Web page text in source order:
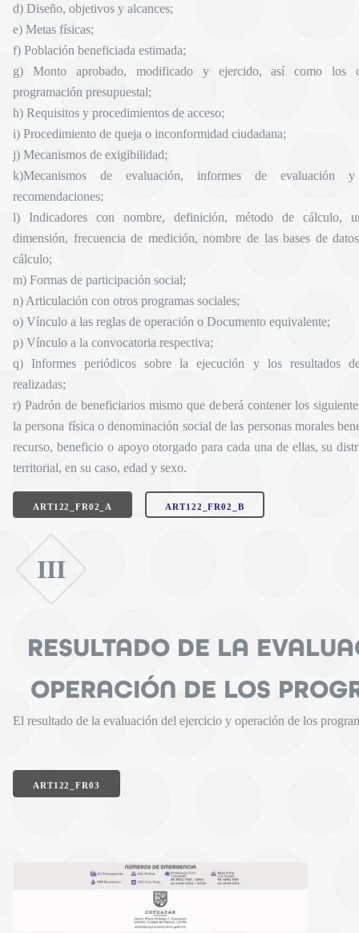
d) Diseño, objetivos y alcances;
e) Metas físicas;
f) Población beneficiada estimada;
g) Monto aprobado, modificado y ejercido, así como los
programación presupuestal;
h) Requisitos y procedimientos de acceso;
i) Procedimiento de queja o inconformidad ciudadana;
j) Mecanismos de exigibilidad;
k)Mecanismos de evaluación, informes de evaluación
recomendaciones;
l) Indicadores con nombre, definición, método de cálculo,
dimensión, frecuencia de medición, nombre de las bases de
cálculo;
m) Formas de participación social;
n) Articulación con otros programas sociales;
o) Vínculo a las reglas de operación o Documento equivalente;
p) Vínculo a la convocatoria respectiva;
q) Informes periódicos sobre la ejecución y los resultados
realizadas;
r) Padrón de beneficiarios mismo que deberá contener los
la persona física o denominación social de las personas morales
recurso, beneficio o apoyo otorgado para cada una de ellas, su
territorial, en su caso, edad y sexo.
ART122_FR02_A ART122_FR02_B
III
RESULTADO DE LA
OPERACIÓN DE LOS
El resultado de la evaluación del ejercicio y operación de los
ART122_FR03